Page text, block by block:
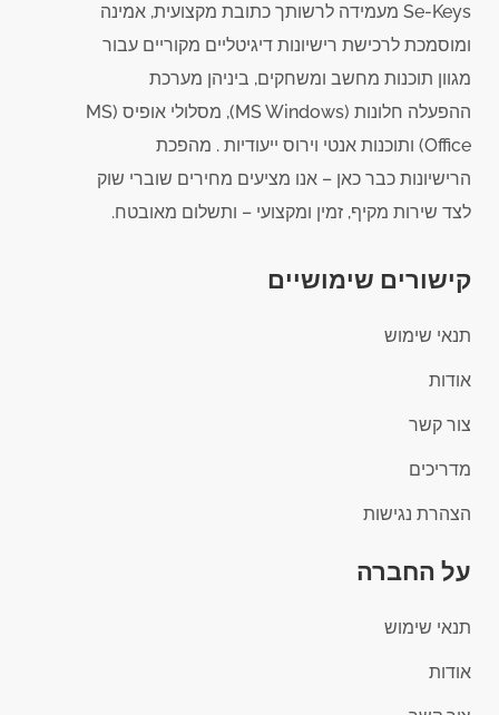
Se-Keys מעמידה לרשותך כתובת מקצועית, אמינה
ומוסמכת לרכישת רישיונות דיגיטליים מקוריים עבור
מגוון תוכנות מחשב ומשחקים, ביניהן מערכת
ההפעלה חלונות (MS Windows), מסלולי אופיס (MS
Office) ותוכנות אנטי וירוס ייעודיות . מהפכת
הרישיונות כבר כאן – אנו מציעים מחירים שוברי שוק
לצד שירות מקיף, זמין ומקצועי – ותשלום מאובטח.
קישורים שימושיים
תנאי שימוש
אודות
צור קשר
מדריכים
הצהרת נגישות
על החברה
תנאי שימוש
אודות